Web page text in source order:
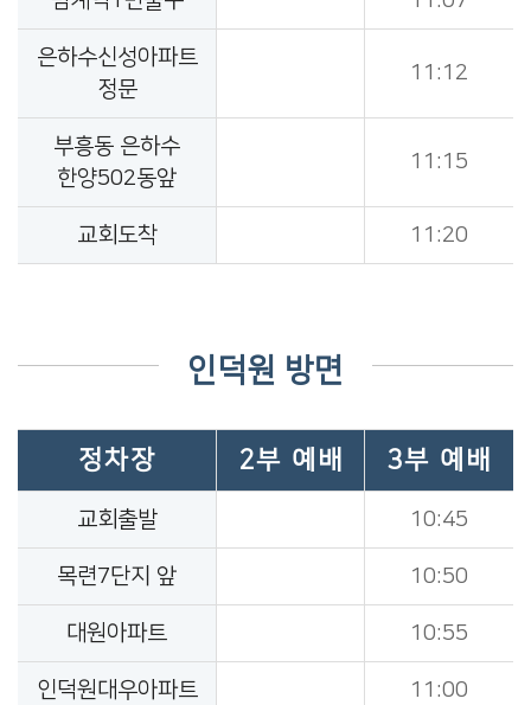
은하수신성아파트
정문
11:12
부흥동 은하수
한양502동앞
11:15
교회도착 11:20
인덕원 방면
정차장 2부 예배 3부 예배
교회출발 10:45
목련7단지 앞 10:50
대원아파트 10:55
인덕원대우아파트 11:00